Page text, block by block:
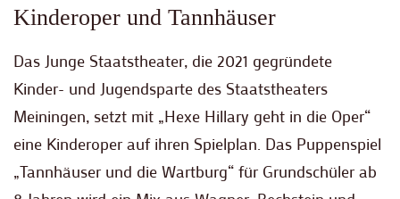
Kinderoper und Tannhäuser
Das Junge Staatstheater, die 2021 gegründete
Kinder- und Jugendsparte des Staatstheaters
Meiningen, setzt mit „Hexe Hillary geht in die Oper“
eine Kinderoper auf ihren Spielplan. Das Puppenspiel
„Tannhäuser und die Wartburg“ für Grundschüler ab